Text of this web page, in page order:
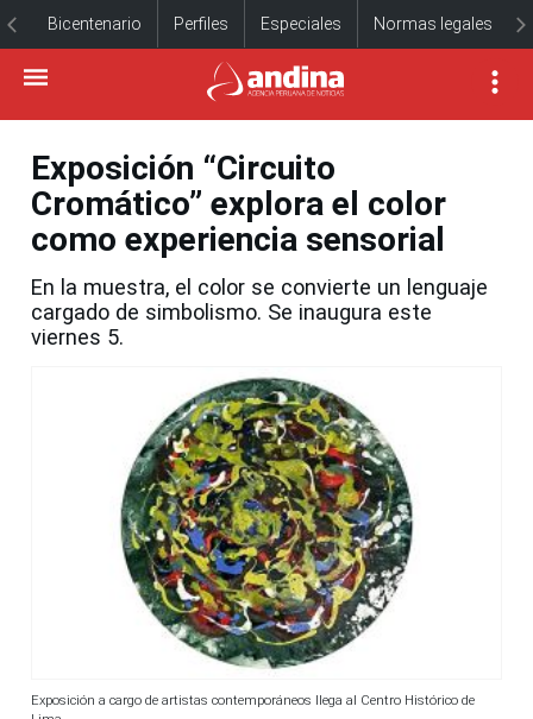
Bicentenario Perfiles Especiales Normas legales
Exposición “Circuito
Cromático” explora el color
como experiencia sensorial
En la muestra, el color se convierte un lenguaje
cargado de simbolismo. Se inaugura este
viernes 5.
Exposición a cargo de artistas contemporáneos llega al Centro Histórico de